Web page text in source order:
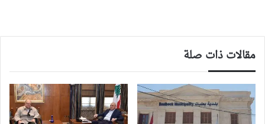
مقالات ذات صلة